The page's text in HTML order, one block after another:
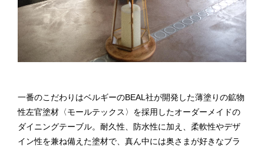
一番のこだわりはベルギーのBEAL社が開発した薄塗りの鉱物
性左官塗材〈モールテックス〉を採用したオーダーメイドの
ダイニングテーブル。耐久性、防水性に加え、柔軟性やデザ
イン性を兼ね備えた塗材で、真ん中には奥さまが好きなブラ